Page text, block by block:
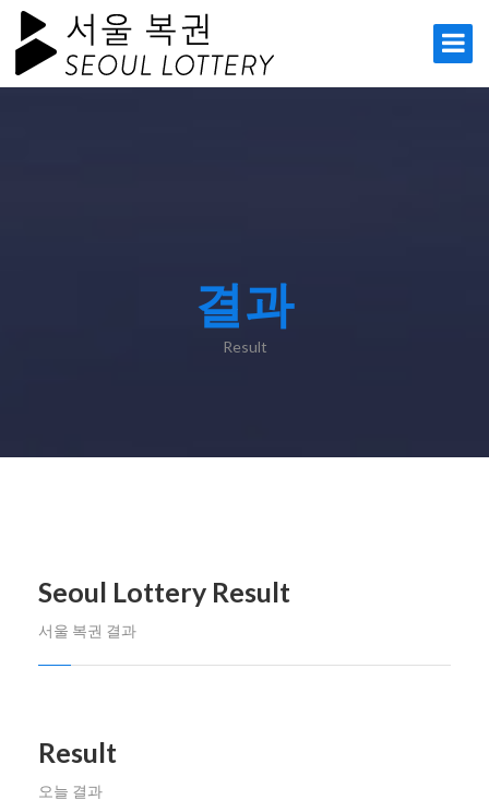
결과
Result
Seoul Lottery Result
서울 복권 결과
Result
오늘 결과